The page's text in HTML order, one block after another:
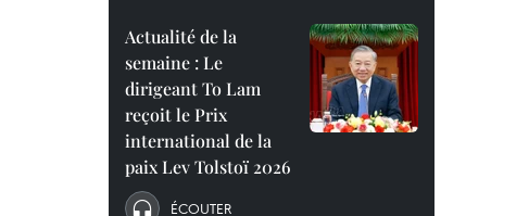
Actualité de la
semaine : Le
dirigeant To Lam
reçoit le Prix
international de la
paix Lev Tolstoï 2026
ÉCOUTER